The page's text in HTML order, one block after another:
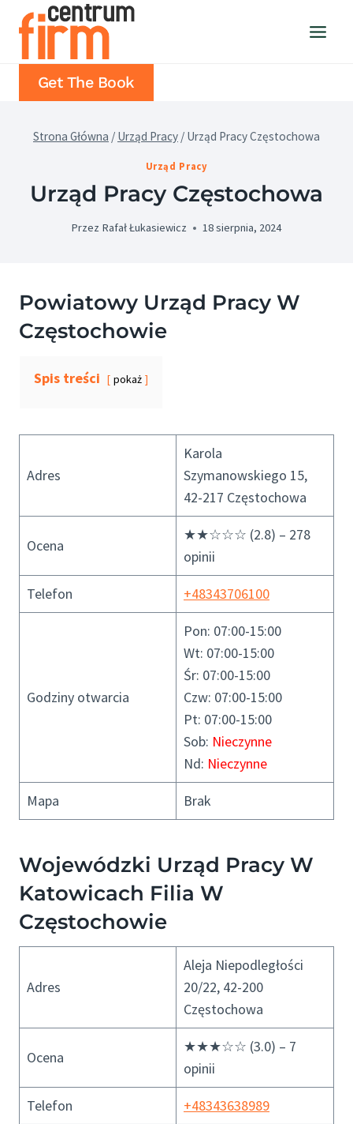
Przejdź
Get The Book
Strona Główna / Urząd Pracy / Urząd Pracy Częstochowa
Urząd Pracy
Urząd Pracy Częstochowa
Przez Rafał Łukasiewicz 18 sierpnia, 2024
Powiatowy Urząd Pracy W
Częstochowie
Spis treści pokaż
Adres
Karola
Szymanowskiego 15,
42-217 Częstochowa
Ocena
★★☆☆☆ (2.8) – 278
opinii
Telefon +48343706100
Godziny otwarcia
Pon: 07:00-15:00
Wt: 07:00-15:00
Śr: 07:00-15:00
Czw: 07:00-15:00
Pt: 07:00-15:00
Sob: Nieczynne
Nd: Nieczynne
Mapa Brak
Wojewódzki Urząd Pracy W
Katowicach Filia W
Częstochowie
Adres
Aleja Niepodległości
20/22, 42-200
Częstochowa
Ocena
★★★☆☆ (3.0) – 7
opinii
Telefon +48343638989